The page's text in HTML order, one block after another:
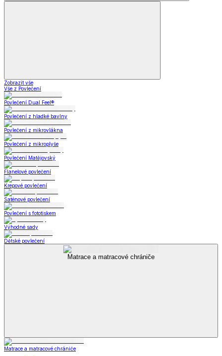
Zobrazit vše
Vše z Povlečení
Povlečení Dual Feel®
Povlečení z hladké bavlny
Povlečení z mikrovlákna
Povlečení z mikroplyše
Povlečení Matějovský
Flanelové povlečení
Krepové povlečení
Saténové povlečení
Povlečení s fototiskem
Výhodné sady
Dětské povlečení
Matrace a matracové chrániče
Matrace a matracové chrániče